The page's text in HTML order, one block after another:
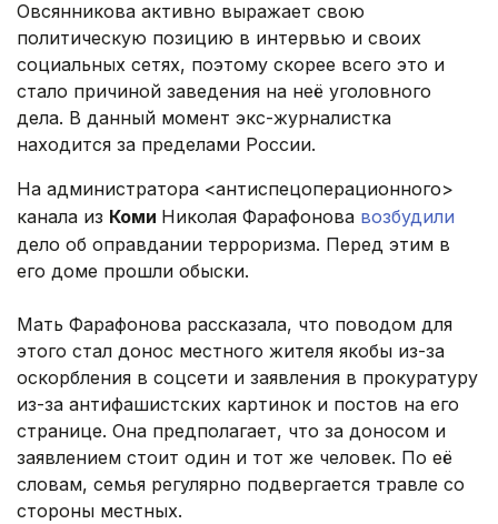
Овсянникова активно выражает свою
политическую позицию в интервью и своих
социальных сетях, поэтому скорее всего это и
стало причиной заведения на неё уголовного
дела. В данный момент экс-журналистка
находится за пределами России.
На администратора <антиспецоперационного>
канала из Коми Николая Фарафонова возбудили
дело об оправдании терроризма. Перед этим в
его доме прошли обыски.
Мать Фарафонова рассказала, что поводом для
этого стал донос местного жителя якобы из-за
оскорбления в соцсети и заявления в прокуратуру
из-за антифашистских картинок и постов на его
странице. Она предполагает, что за доносом и
заявлением стоит один и тот же человек. По её
словам, семья регулярно подвергается травле со
стороны местных.